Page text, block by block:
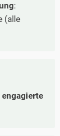
:
(alle
engagierte